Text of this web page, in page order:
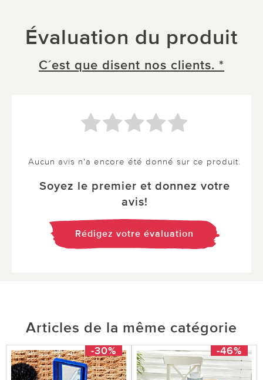
Évaluation du produit
C´est que disent nos clients. *
Aucun avis n'a encore été donné sur ce produit.
Soyez le premier et donnez votre
avis!
Rédigez votre évaluation
Articles de la même catégorie
-30% -46%